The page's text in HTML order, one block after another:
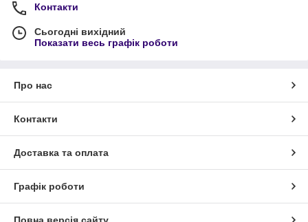
Контакти
Сьогодні вихідний
Показати весь графік роботи
Про нас
Контакти
Доставка та оплата
Графік роботи